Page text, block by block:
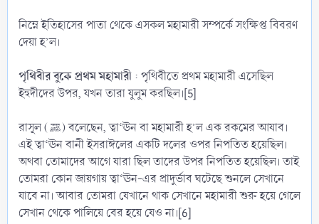
নিম্নে ইতিহাসের পাতা থেকে এসকল মহামারী সম্পর্কে সংক্ষিপ্ত বিবরণ
দেয়া হ’ল।
পৃথিবীর বুকে প্রথম মহামারী : পৃথিবীতে প্রথম মহামারী এসেছিল
ইহুদীদের উপর, যখন তারা যুলুম করছিল।[5]
রাসূল (ﷺ) বলেছেন, ত্বা‘ঊন বা মহামারী হ’ল এক রকমের আযাব।
এই ত্বা‘ঊন বানী ইসরাঈলের একটি দলের ওপর নিপতিত হয়েছিল।
অথবা তোমাদের আগে যারা ছিল তাদের উপর নিপতিত হয়েছিল। তাই
তোমরা কোন জায়গায় ত্বা‘ঊন-এর প্রাদুর্ভাব ঘটেছে শুনলে সেখানে
যাবে না। আবার তোমরা যেখানে থাক সেখানে মহামারী শুরু হয়ে গেলে
সেখান থেকে পালিয়ে বের হয়ে যেও না।[6]